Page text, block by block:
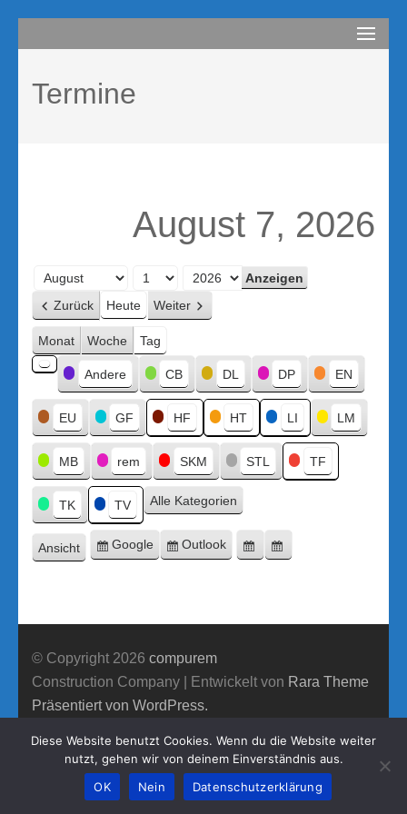
Inhalt
(Enter
drücken)
compurem
Termine
August 7, 2026
Monat
Tag
Jahr
Zurück Heute Weiter
Monat Woche Tag
Kategorien
Kategorie
ohne
Titel
Andere CB DL DP EN
EU GF HF HT LI LM
MB rem SKM STL TF
TK TV Alle Kategorien
Ansicht ausdrucken
Eintragen
Google
Eintragen
Outlook
Google-
© Copyright 2026 compurem
Construction Company | Entwickelt von Rara Theme
Präsentiert von WordPress.
Diese Website benutzt Cookies. Wenn du die Website weiter
nutzt, gehen wir von deinem Einverständnis aus.
OK
Nein Datenschutzerklärung